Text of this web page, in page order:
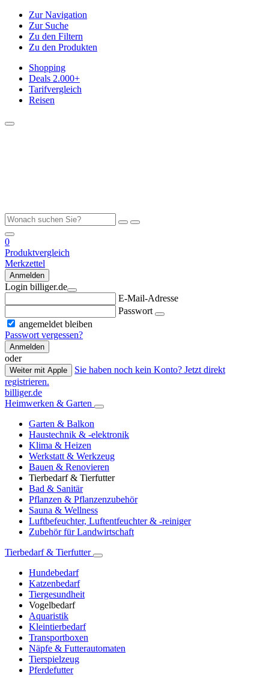
Zur Navigation
Zur Suche
Zu den Filtern
Zu den Produkten
Shopping
Deals 2.000+
Tarifvergleich
Reisen
0
Produktvergleich
Merkzettel
Anmelden
Login billiger.de
E-Mail-Adresse
Passwort
angemeldet bleiben
Passwort vergessen?
Anmelden
oder
Weiter mit Apple
Sie haben noch kein Konto? Jetzt direkt
registrieren.
billiger.de
Heimwerken & Garten
Garten & Balkon
Haustechnik & -elektronik
Klima & Heizen
Werkstatt & Werkzeug
Bauen & Renovieren
Tierbedarf & Tierfutter
Bad & Sanitär
Pflanzen & Pflanzenzubehör
Sauna & Wellness
Luftbefeuchter, Luftentfeuchter & -reiniger
Zubehör für Landwirtschaft
Tierbedarf & Tierfutter
Hundebedarf
Katzenbedarf
Tiergesundheit
Vogelbedarf
Aquaristik
Kleintierbedarf
Transportboxen
Näpfe & Futterautomaten
Tierspielzeug
Pferdefutter